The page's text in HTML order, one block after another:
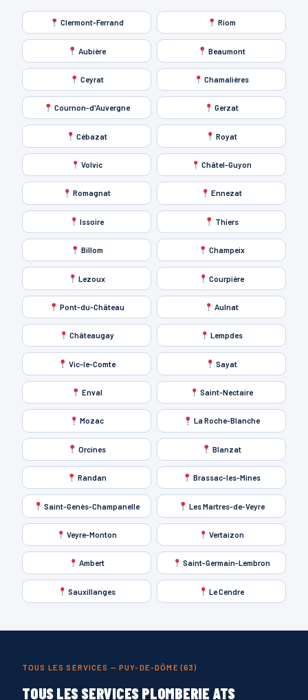
Clermont-Ferrand Riom
Aubière Beaumont
Ceyrat Chamalières
Cournon-d'Auvergne Gerzat
Cébazat Royat
Volvic Châtel-Guyon
Romagnat Ennezat
Issoire Thiers
Billom Champeix
Lezoux Courpière
Pont-du-Château Aulnat
Châteaugay Lempdes
Vic-le-Comte Sayat
Enval Saint-Nectaire
Mozac La Roche-Blanche
Orcines Blanzat
Randan Brassac-les-Mines
Saint-Genès-Champanelle Les Martres-de-Veyre
Veyre-Monton Vertaizon
Ambert Saint-Germain-Lembron
Sauxillanges Le Cendre
TOUS LES SERVICES — PUY-DE-DÔME (63)
TOUS LES SERVICES PLOMBERIE ATS